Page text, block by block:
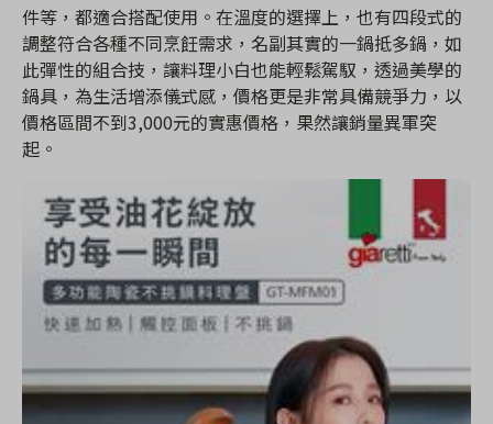
件等，都適合搭配使用。在溫度的選擇上，也有四段式的
調整符合各種不同烹飪需求，名副其實的一鍋抵多鍋，如
此彈性的組合技，讓料理小白也能輕鬆駕馭，透過美學的
鍋具，為生活增添儀式感，價格更是非常具備競爭力，以
價格區間不到3,000元的實惠價格，果然讓銷量異軍突
起。